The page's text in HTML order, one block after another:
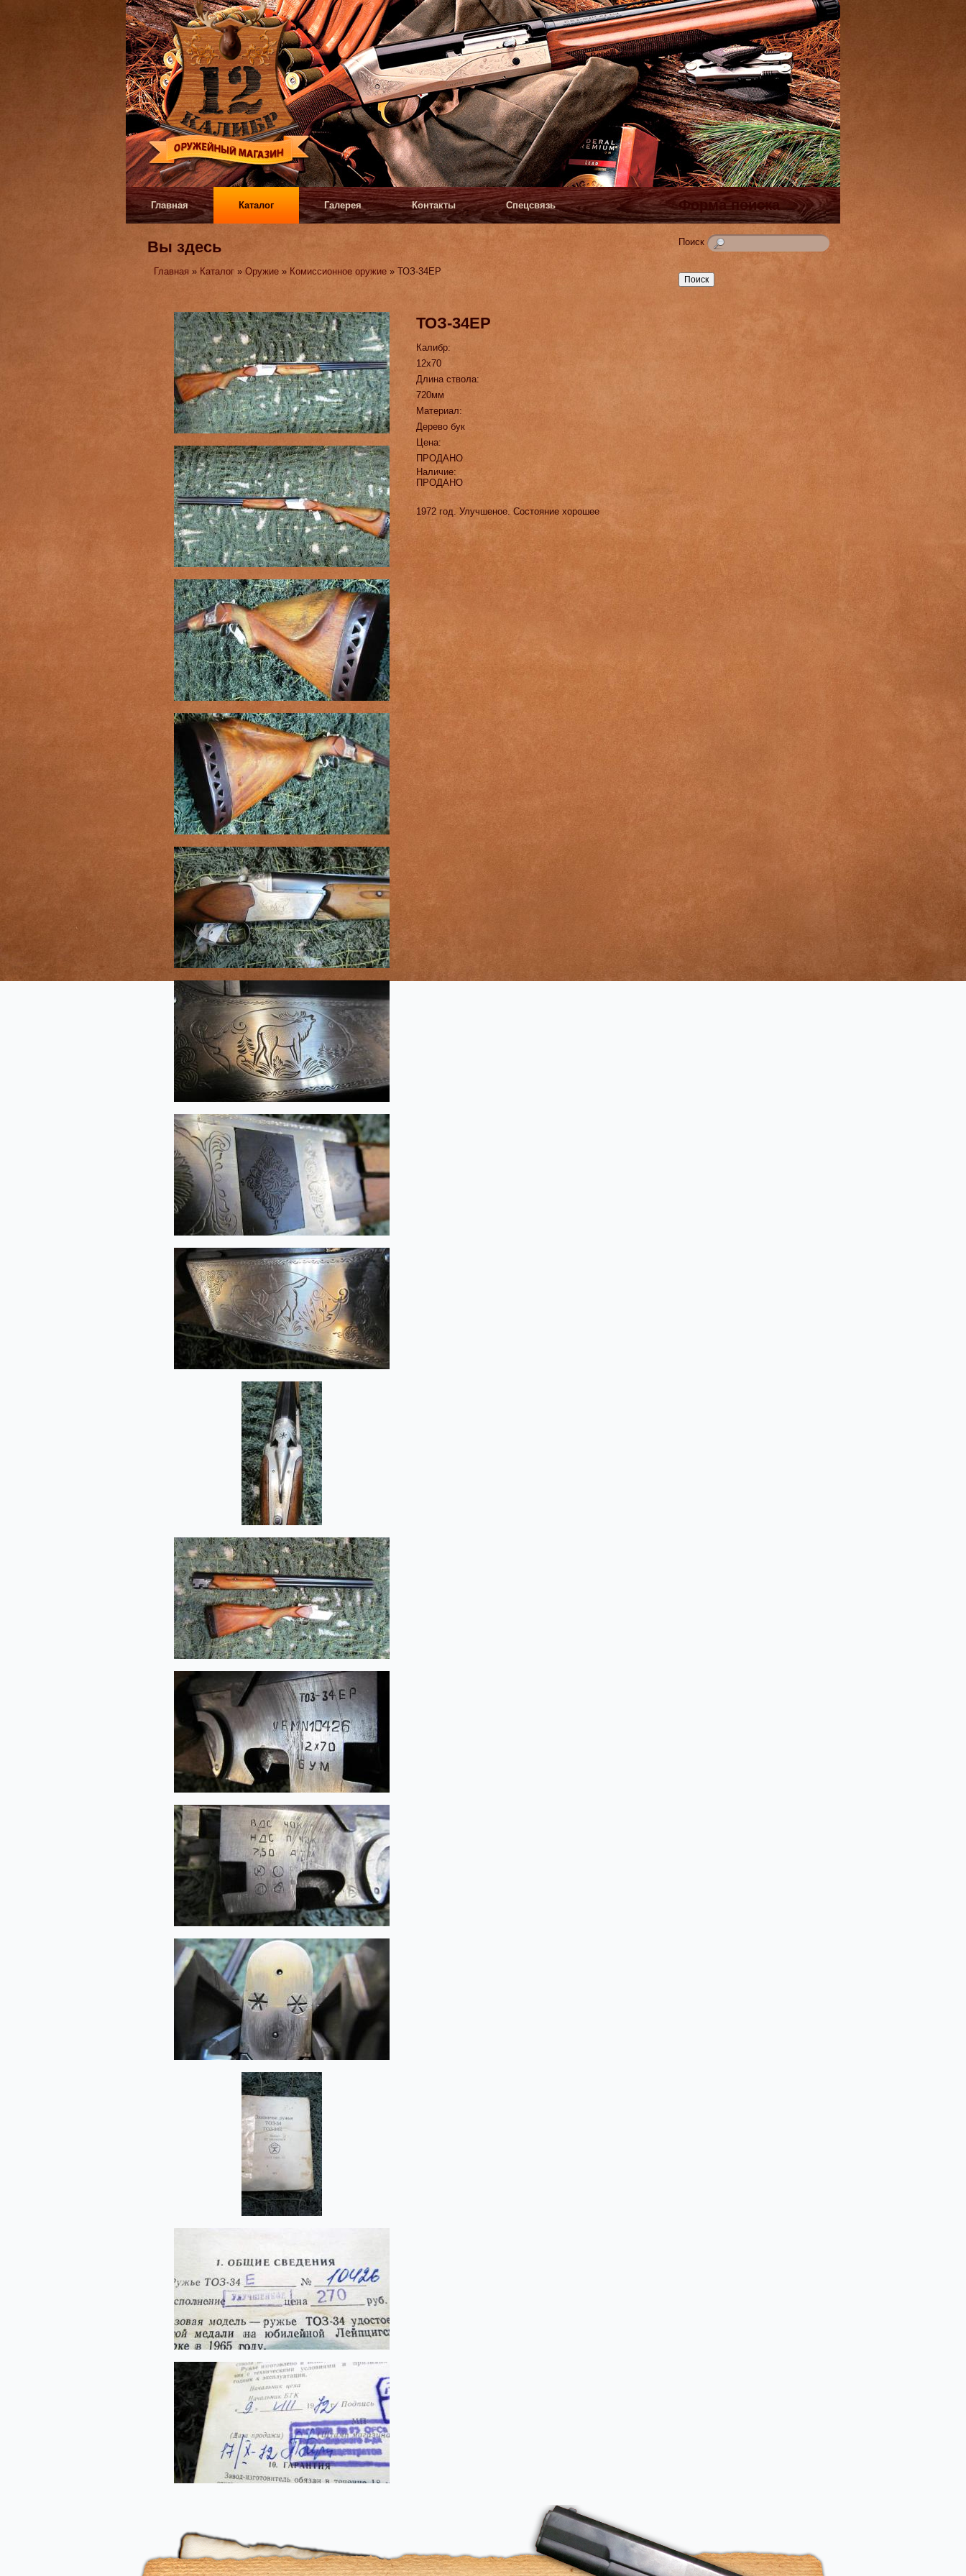
Форма поиска
Поиск
Главная Каталог Галерея Контакты Спецсвязь
Вы здесь
Главная » Каталог »Оружие » Комиссионное оружие » ТОЗ-34ЕР
ТОЗ-34ЕР
Калибр:
12х70
Длина ствола:
720мм
Материал:
Дерево бук
Цена:
ПРОДАНО
Наличие:
ПРОДАНО
1972 год. Улучшеное. Состояние хорошее